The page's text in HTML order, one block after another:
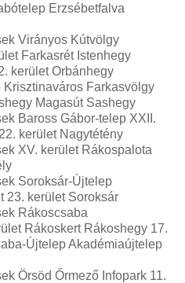
Erzsébetfalva
Virányos Kútvölgy
Farkasrét Istenhegy
kerület Orbánhegy
Farkasvölgy
Magasút Sashegy
Baross Gábor-telep XXII.
kerület Nagytétény
XV. kerület Rákospalota
Soroksár-Újtelep
23. kerület Soroksár
Rákoscsaba
Rákoskert Rákoshegy 17.
Újtelep Akadémiaújtelep
Örsöd Őrmező Infopark 11.